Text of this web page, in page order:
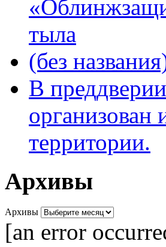
тыла
(без
В
организован
территории.
Архивы
Архивы
[an error